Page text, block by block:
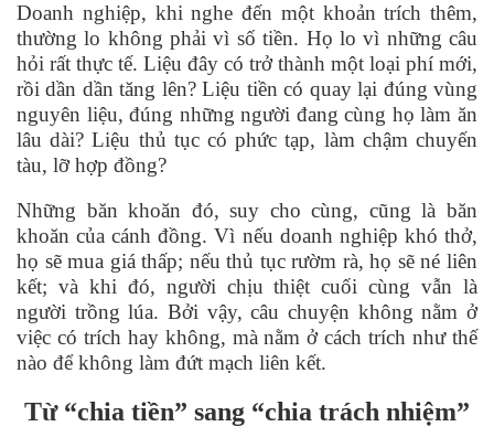
Doanh nghiệp, khi nghe đến một khoản trích thêm,
thường lo không phải vì số tiền. Họ lo vì những câu
hỏi rất thực tế. Liệu đây có trở thành một loại phí mới,
rồi dần dần tăng lên?Liệu tiền có quay lại đúng vùng
nguyên liệu, đúng những người đang cùng họ làm ăn
lâu dài? Liệu thủ tục có phức tạp, làm chậm chuyến
tàu, lỡ hợp đồng?
Những băn khoăn đó, suy cho cùng, cũng là băn
khoăn của cánh đồng. Vì nếu doanh nghiệp khó thở,
họ sẽ mua giá thấp; nếu thủ tục rườm rà, họ sẽ néliên
kết; và khi đó, người chịu thiệt cuối cùng vẫn là
người trồng lúa. Bởi vậy, câu chuyện không nằm ở
việc có trích hay không, mà nằm ở cách trích như thế
nào để không làm đứt mạch liên kết.
Từ “chia tiền” sang “chia trách nhiệm”